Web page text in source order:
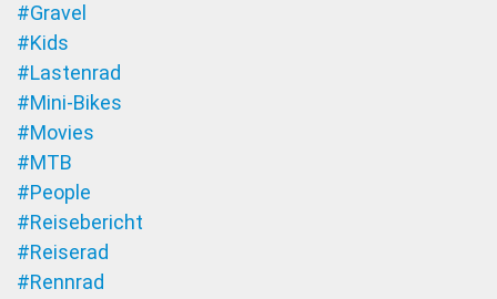
#Gravel
#Kids
#Lastenrad
#Mini-Bikes
#Movies
#MTB
#People
#Reisebericht
#Reiserad
#Rennrad